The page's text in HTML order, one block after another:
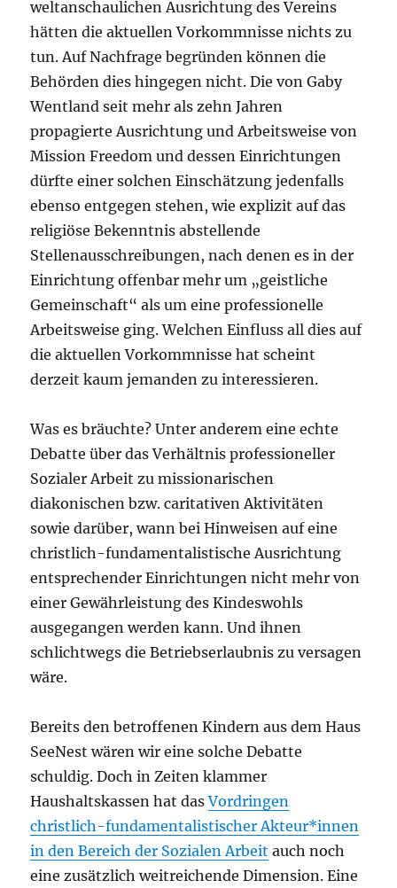
weltanschaulichen Ausrichtung des Vereins
hätten die aktuellen Vorkommnisse nichts zu
tun. Auf Nachfrage begründen können die
Behörden dies hingegen nicht. Die von Gaby
Wentland seit mehr als zehn Jahren
propagierte Ausrichtung und Arbeitsweise von
Mission Freedom und dessen Einrichtungen
dürfte einer solchen Einschätzung jedenfalls
ebenso entgegen stehen, wie explizit auf das
religiöse Bekenntnis abstellende
Stellenausschreibungen, nach denen es in der
Einrichtung offenbar mehr um „geistliche
Gemeinschaft“ als um eine professionelle
Arbeitsweise ging. Welchen Einfluss all dies auf
die aktuellen Vorkommnisse hat scheint
derzeit kaum jemanden zu interessieren.
Was es bräuchte? Unter anderem eine echte
Debatte über das Verhältnis professioneller
Sozialer Arbeit zu missionarischen
diakonischen bzw. caritativen Aktivitäten
sowie darüber, wann bei Hinweisen auf eine
christlich-fundamentalistische Ausrichtung
entsprechender Einrichtungen nicht mehr von
einer Gewährleistung des Kindeswohls
ausgegangen werden kann. Und ihnen
schlichtwegs die Betriebserlaubnis zu versagen
wäre.
Bereits den betroffenen Kindern aus dem Haus
SeeNest wären wir eine solche Debatte
schuldig. Doch in Zeiten klammer
Haushaltskassen hat dasVordringen
christlich-fundamentalistischer Akteur*innen
in den Bereich der Sozialen Arbeit auch noch
eine zusätzlich weitreichende Dimension. Eine